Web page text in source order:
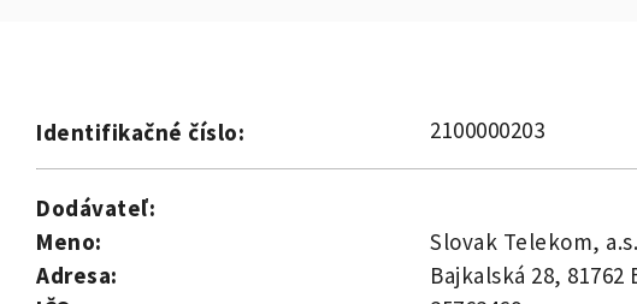
Identifikačné číslo: 2100000203
Dodávateľ:
Meno:
Slovak Telekom, a.s.
Adresa:
Bajkalská 28, 81762